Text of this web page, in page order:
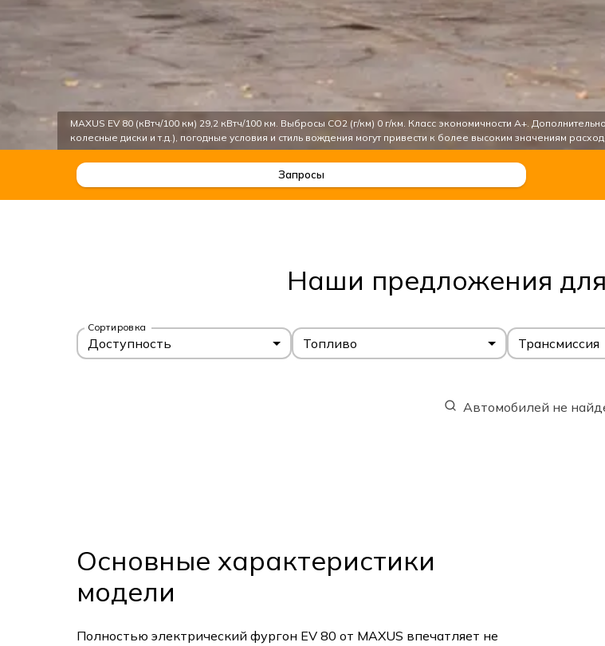
MAXUS EV 80 (кВтч/100 км) 29,2 кВтч/100 км. Выбросы CO2 (г/км) 0 г/км. Класс экономичности A+.
колесные диски и т.д.), погодные условия и стиль вождения могут привести к более высоким значениям
Запросы
Наши предложения для
Сортировка
Доступность Топливо Трансмиссия
Автомобилей не
Основные характеристики
модели
Полностью электрический фургон EV 80 от MAXUS впечатляет не